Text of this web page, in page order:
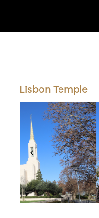
Lisbon Temple